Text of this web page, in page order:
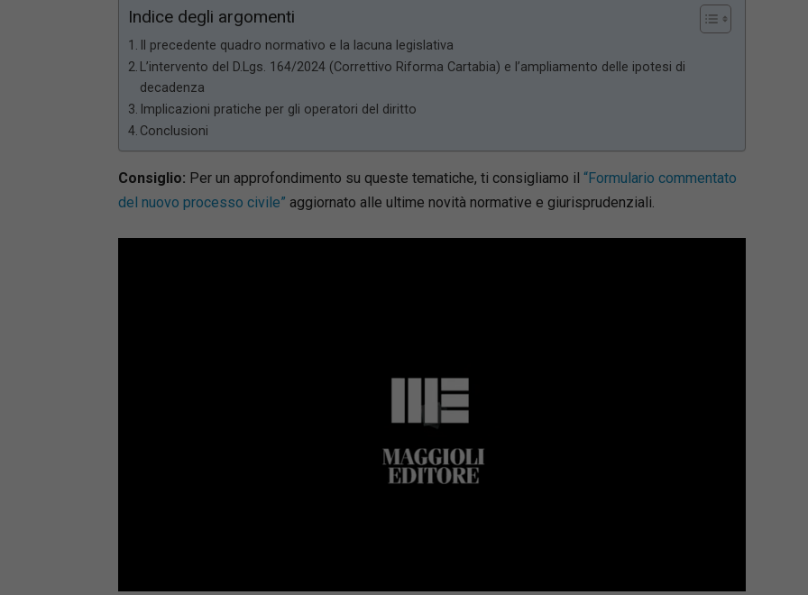
Indice degli argomenti
Il precedente quadro normativo e la lacuna legislativa
L’intervento del D.Lgs. 164/2024 (Correttivo Riforma Cartabia) e l’ampliamento delle ipotesi di
decadenza
Implicazioni pratiche per gli operatori del diritto
Conclusioni
Consiglio: Per un approfondimento su queste tematiche, ti consigliamo il “Formulario commentato
del nuovo processo civile” aggiornato alle ultime novità normative e giurisprudenziali.